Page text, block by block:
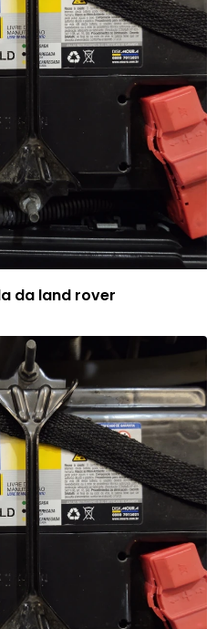
da land rover